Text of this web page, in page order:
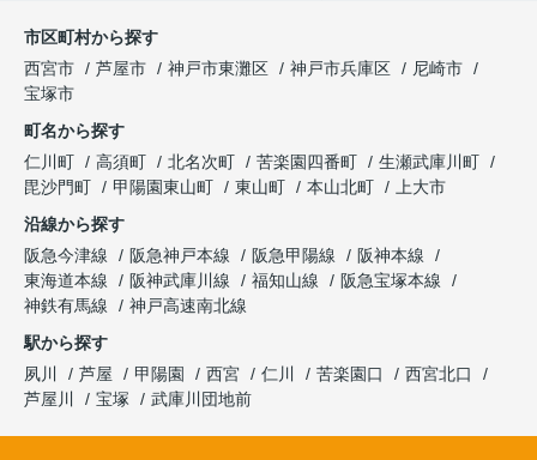
市区町村から探す
西宮市
芦屋市 神戸市東灘区 神戸市兵庫区
尼崎市
宝塚市
町名から探す
仁川町
高須町 北名次町 苦楽園四番町
生瀬武庫川町
毘沙門町
甲陽園東山町 東山町 本山北町
上大市
沿線から探す
阪急今津線
阪急神戸本線 阪急甲陽線
阪神本線
東海道本線
阪神武庫川線 福知山線
阪急宝塚本線
神鉄有馬線
神戸高速南北線
駅から探す
夙川
芦屋 甲陽園 西宮 仁川 苦楽園口
西宮北口
芦屋川
宝塚 武庫川団地前